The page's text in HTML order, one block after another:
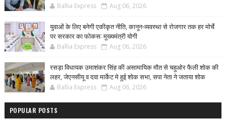
Ballia Express Aug 06, 2026
युवाओं के लिए बनेगी एकीकृत नीति, कानून-व्यवस्था से रोजगार तक हर मोर्चे
पर सरकार का फोकस: मुख्यमंत्री योगी
Ballia Express Aug 06, 2026
रसड़ा विधायक उमाशंकर सिंह की असामायिक मौत से चहुओर फैली शोक की
लहर, जेएनसीयू व दवा मार्केट मे हुई शोक सभा, सपा नेता ने जताया शोक
Ballia Express Aug 06, 2026
POPULAR POSTS